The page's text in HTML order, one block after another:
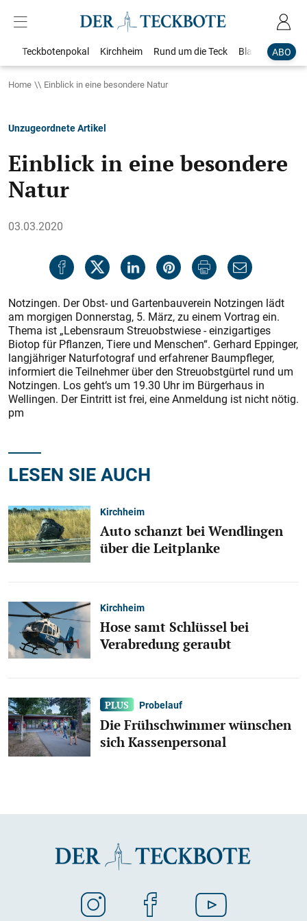
ABO
Teckbotenpokal Kirchheim Rund um die Teck Blaulicht
Home Einblick in eine besondere Natur
Unzugeordnete Artikel
Einblick in eine besondere
Natur
03.03.2020
Notzingen. Der Obst- und Gartenbauverein Notzingen lädt
am morgigen Donnerstag, 5. März, zu einem Vortrag ein.
Thema ist „Lebensraum Streuobstwiese - einzigartiges
Biotop für Pflanzen, Tiere und Menschen“. Gerhard Eppinger,
langjähriger Naturfotograf und erfahrener Baumpfleger,
informiert die Teilnehmer über den Streuobstgürtel rund um
Notzingen. Los geht‘s um 19.30 Uhr im Bürgerhaus in
Wellingen. Der Eintritt ist frei, eine Anmeldung ist nicht nötig.
pm
LESEN SIE AUCH
Kirchheim
Auto schanzt bei Wendlingen
über die Leitplanke
Kirchheim
Hose samt Schlüssel bei
Verabredung geraubt
Probelauf
Die Frühschwimmer wünschen
sich Kassenpersonal